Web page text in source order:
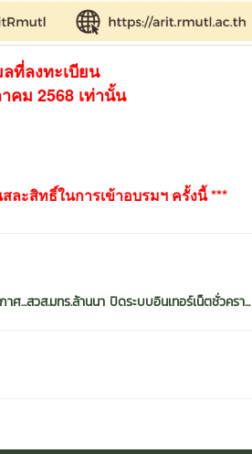
ที่ลงทะเบียน
คม 2568 เท่านั้น
ละสิทธิ์ในการเข้าอบรมฯ ครั้งนี้ ***
าศ...สวส.มทร.ล้านนา ปิดระบบอินเทอร์เน็ตชั่วครา...